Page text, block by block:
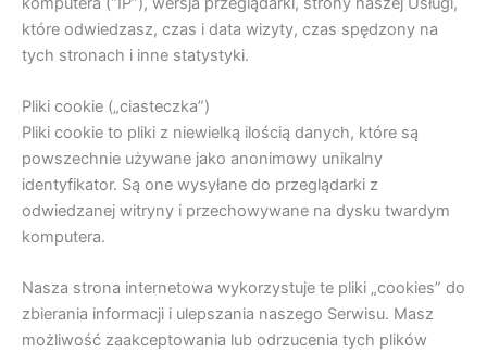
które odwiedzasz, czas i data wizyty, czas spędzony na
tych stronach i inne statystyki.
Pliki cookie („ciasteczka”)
Pliki cookie to pliki z niewielką ilością danych, które są
powszechnie używane jako anonimowy unikalny
identyfikator. Są one wysyłane do przeglądarki z
odwiedzanej witryny i przechowywane na dysku twardym
komputera.
Nasza strona internetowa wykorzystuje te pliki „cookies” do
zbierania informacji i ulepszania naszego Serwisu. Masz
możliwość zaakceptowania lub odrzucenia tych plików